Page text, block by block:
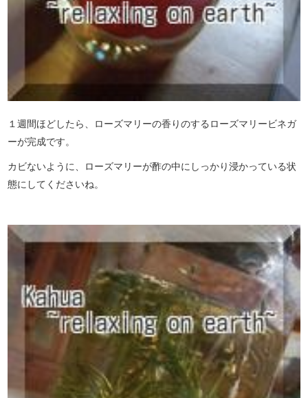
１週間ほどしたら、ローズマリーの香りのするローズマリービネガ
ーが完成です。
カビないように、ローズマリーが酢の中にしっかり浸かっている状
態にしてくださいね。